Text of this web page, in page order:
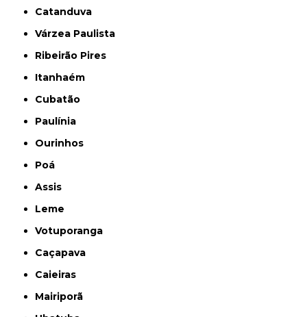
Catanduva
Várzea Paulista
Ribeirão Pires
Itanhaém
Cubatão
Paulínia
Ourinhos
Poá
Assis
Leme
Votuporanga
Caçapava
Caieiras
Mairiporã